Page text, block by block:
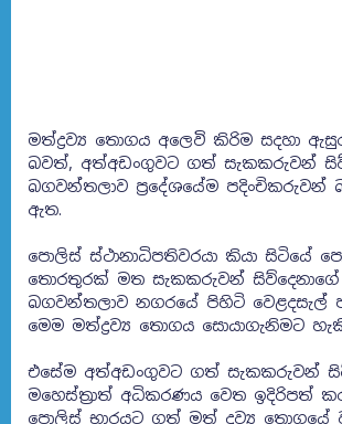
මත්ද්‍රව්‍ය තොගය අලෙවි කිරිම සදහා
බවත්, අත්අඩංගුවට ගත් සැකකරුවන්
බගවන්තලාව ප්‍රදේශයේම පදිංචිකරුවන්
ඇත.
පොලිස් ස්ථානාධිපතිවරයා කියා සිටියේ
තොරතුරක් මත සැකකරුවන් සිව්දෙනාගේ
බගවන්තලාව නගරයේ පිහිටි වෙළදසැල්
මෙම මත්ද්‍රව්‍ය තොගය සොයාගැනිමට
එසේම අත්අඩංගුවට ගත් සැකකරුවන්
මහෙස්ත්‍රාත් අධිකරණය වෙත ඉදිරිපත්
පොලිස් භාරයට ගත් මත් ද්‍රව්‍ය තොගයේ